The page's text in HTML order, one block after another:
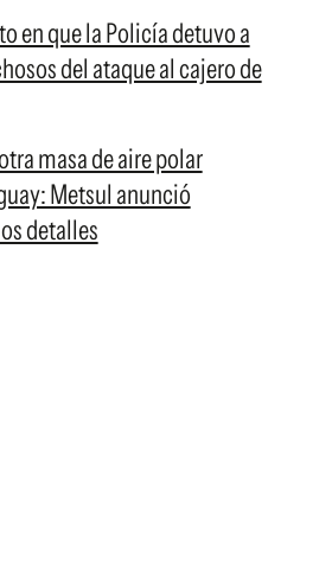
en que la Policía detuvo a
del ataque al cajero de
masa de aire polar
Metsul anunció
detalles